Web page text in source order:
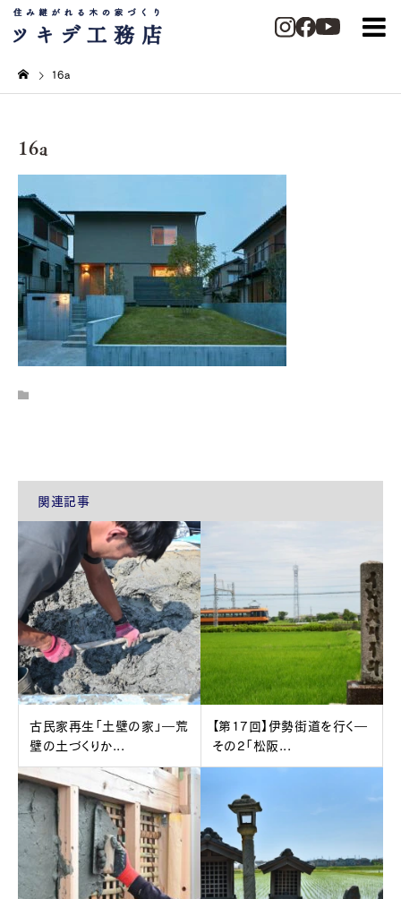
16a
16a
関連記事
古民家再生「土壁の家」―荒
壁の土づくりか...
【第17回】伊勢街道を行く―
その2「松阪...